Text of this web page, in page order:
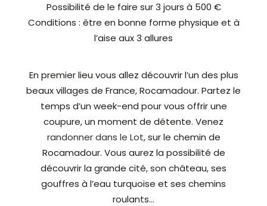
Possibilité de le faire sur 3 jours à 500 €
Conditions : être en bonne forme physique et à
l’aise aux 3 allures
En premier lieu vous allez découvrir l’un des plus
beaux villages de France, Rocamadour. Partez le
temps d’un week-end pour vous offrir une
coupure, un moment de détente. Venez
randonner dans le Lot, sur le chemin de
Rocamadour. Vous aurez la possibilité de
découvrir la grande cité, son château, ses
gouffres à l’eau turquoise et ses chemins
roulants…